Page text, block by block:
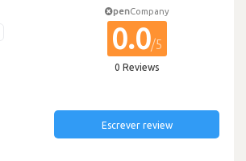
penCompany
0.0/5
0 Reviews
Escrever review